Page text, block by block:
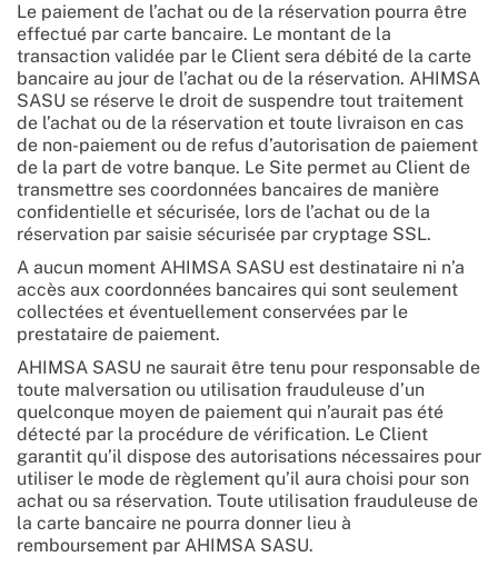
Le paiement de l’achat ou de la réservation pourra être
effectué par carte bancaire. Le montant de la
transaction validée par le Client sera débité de la carte
bancaire au jour de l’achat ou de la réservation. AHIMSA
SASU se réserve le droit de suspendre tout traitement
de l’achat ou de la réservation et toute livraison en cas
de non-paiement ou de refus d’autorisation de paiement
de la part de votre banque. Le Site permet au Client de
transmettre ses coordonnées bancaires de manière
confidentielle et sécurisée, lors de l’achat ou de la
réservation par saisie sécurisée par cryptage SSL.
A aucun moment AHIMSA SASU est destinataire ni n’a
accès aux coordonnées bancaires qui sont seulement
collectées et éventuellement conservées par le
prestataire de paiement.
AHIMSA SASU ne saurait être tenu pour responsable de
toute malversation ou utilisation frauduleuse d’un
quelconque moyen de paiement qui n’aurait pas été
détecté par la procédure de vérification. Le Client
garantit qu’il dispose des autorisations nécessaires pour
utiliser le mode de règlement qu’il aura choisi pour son
achat ou sa réservation. Toute utilisation frauduleuse de
la carte bancaire ne pourra donner lieu à
remboursement par AHIMSA SASU.